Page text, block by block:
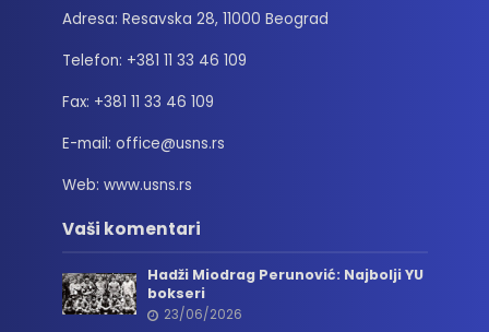
Adresa: Resavska 28, 11000 Beograd
Telefon: +381 11 33 46 109
Fax: +381 11 33 46 109
E-mail: office@usns.rs
Web: www.usns.rs
Vaši komentari
Hadži Miodrag Perunović: Najbolji YU
bokseri
23/06/2026